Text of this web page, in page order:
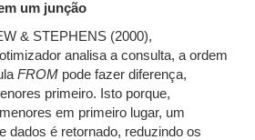
um junção
& STEPHENS (2000),
analisa a consulta, a ordem
FROM pode fazer diferença,
primeiro. Isto porque,
em primeiro lugar, um
dados é retornado, reduzindo os